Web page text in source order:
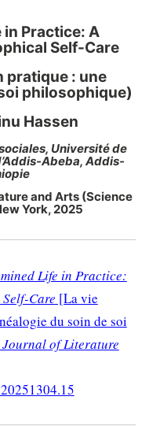
in Practice: A
Self-Care
pratique : une
philosophique)
Hassen
Université de
Abeba, Addis-
and Arts (Science
York, 2025
Life in Practice:
Care [La vie
du soin de soi
of Literature